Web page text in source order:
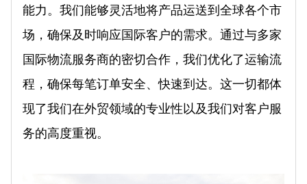
能力。我们能够灵活地将产品运送到全球各个市
场，确保及时响应国际客户的需求。通过与多家
国际物流服务商的密切合作，我们优化了运输流
程，确保每笔订单安全、快速到达。这一切都体
现了我们在外贸领域的专业性以及我们对客户服
务的高度重视。